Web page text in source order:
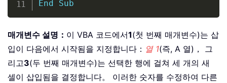
End
Sub
매개변수 설명： 이 VBA 코드에서1(첫 번째 매개변수)는 삽
입이 다음에서 시작됨을 지정합니다： 열 1(즉, A 열)， 그
리고3(두 번째 매개변수)는 선택한 행에 걸쳐 세 개의 새
셀이 삽입됨을 결정합니다。 이러한 숫자를 수정하여 다른